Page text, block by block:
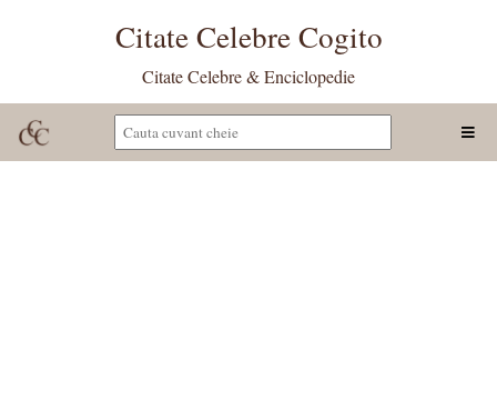
Citate Celebre Cogito
Citate Celebre & Enciclopedie